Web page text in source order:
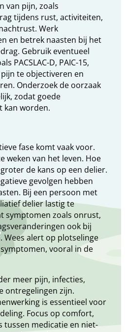
van pijn, zoals
tijdens rust, activiteiten,
Werk
en betrek naasten bij het
Gebruik eventueel
PACSLAC-D, PAIC-15,
pijn te objectiveren en
Onderzoek de oorzaak
zodat goede
kan worden.
fase komt vaak voor.
weken van het leven. Hoe
de kans op een delier.
gevolgen hebben
Bij een persoon met
delier lastig te
symptomen zoals onrust,
ook bij
Wees alert op plotselinge
vooral in de
meer pijn, infecties,
ontregelingen zijn.
is essentieel voor
Focus op comfort,
tussen medicatie en niet-